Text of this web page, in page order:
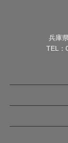
兵庫
TEL：